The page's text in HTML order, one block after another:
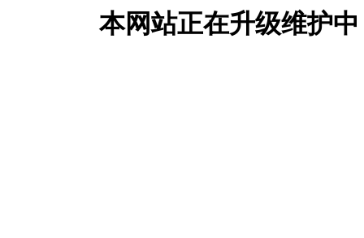
本网站正在升级维护